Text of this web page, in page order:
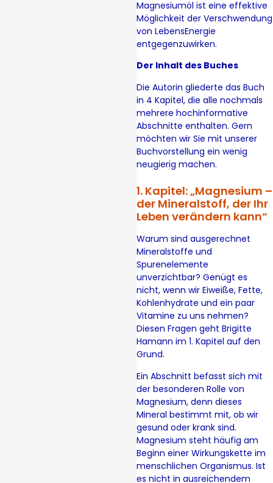
Magnesiumöl ist eine effektive
Möglichkeit der Verschwendung
von LebensEnergie
entgegenzuwirken.
Der Inhalt des Buches
Die Autorin gliederte das Buch
in 4 Kapitel, die alle nochmals
mehrere hochinformative
Abschnitte enthalten. Gern
möchten wir Sie mit unserer
Buchvorstellung ein wenig
neugierig machen.
1. Kapitel: „Magnesium –
der Mineralstoff, der Ihr
Leben verändern kann“
Warum sind ausgerechnet
Mineralstoffe und
Spurenelemente
unverzichtbar? Genügt es
nicht, wenn wir Eiweiße, Fette,
Kohlenhydrate und ein paar
Vitamine zu uns nehmen?
Diesen Fragen geht Brigitte
Hamann im 1. Kapitel auf den
Grund.
Ein Abschnitt befasst sich mit
der besonderen Rolle von
Magnesium, denn dieses
Mineral bestimmt mit, ob wir
gesund oder krank sind.
Magnesium steht häufig am
Beginn einer Wirkungskette im
menschlichen Organismus. Ist
es nicht in ausreichendem